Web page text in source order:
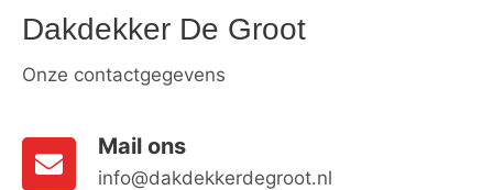
Dakdekker De Groot
Onze contactgegevens
Mail ons
info@dakdekkerdegroot.nl